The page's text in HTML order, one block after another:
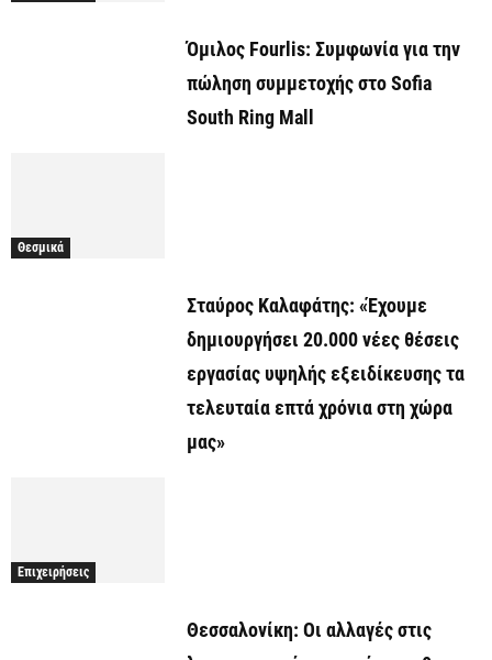
Όμιλος Fourlis: Συμφωνία για την
πώληση συμμετοχής στο Sofia
South Ring Mall
Θεσμικά
Σταύρος Καλαφάτης: «Έχουμε
δημιουργήσει 20.000 νέες θέσεις
εργασίας υψηλής εξειδίκευσης τα
τελευταία επτά χρόνια στη χώρα
μας»
Επιχειρήσεις
Θεσσαλονίκη: Οι αλλαγές στις